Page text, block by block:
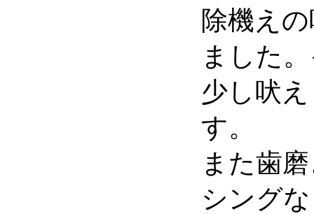
除機え
ました
少し吠
す。
また歯
シング